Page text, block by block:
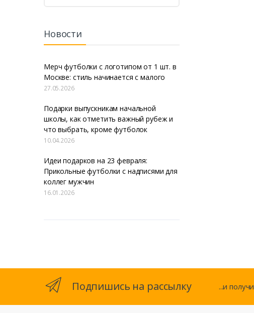
Новости
Мерч футболки с логотипом от 1 шт. в
Москве: стиль начинается с малого
27.05.2026
Подарки выпускникам начальной
школы, как отметить важный рубеж и
что выбрать, кроме футболок
10.04.2026
Идеи подарков на 23 февраля:
Прикольные футболки с надписями для
коллег мужчин
16.01.2026
Подпишись на рассылку ...и получи